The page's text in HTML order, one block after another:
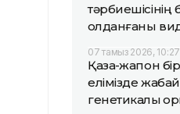
тәрбиешісінің
қолданғаны
07 тамыз 2026, 10:27
Қазақ-жапон
елімізде
генетикалық